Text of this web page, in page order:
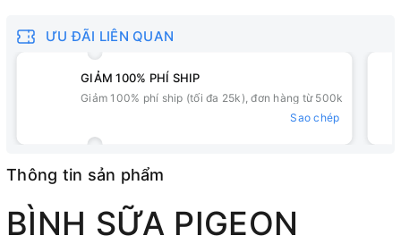
ƯU ĐÃI LIÊN QUAN
GIẢM 100% PHÍ SHIP
Giảm 100% phí ship (tối đa 25k), đơn hàng từ 500k
Sao chép
Thông tin sản phẩm
BÌNH SỮA PIGEON